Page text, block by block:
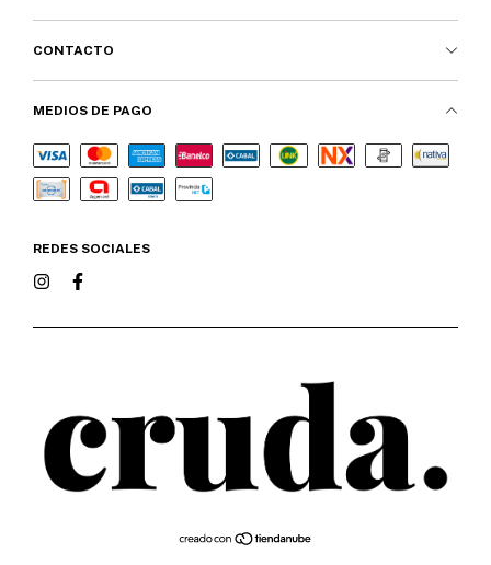
CONTACTO
MEDIOS DE PAGO
REDES SOCIALES